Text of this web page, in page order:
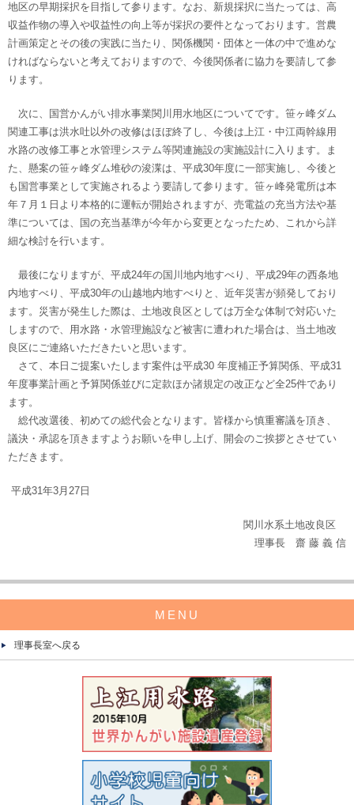
地区の早期採択を目指して参ります。なお、新規採択に当たっては、高
収益作物の導入や収益性の向上等が採択の要件となっております。営農
計画策定とその後の実践に当たり、関係機関・団体と一体の中で進めな
ければならないと考えておりますので、今後関係者に協力を要請して参
ります。
次に、国営かんがい排水事業関川用水地区についてです。笹ヶ峰ダム
関連工事は洪水吐以外の改修はほぼ終了し、今後は上江・中江両幹線用
水路の改修工事と水管理システム等関連施設の実施設計に入ります。ま
た、懸案の笹ヶ峰ダム堆砂の浚渫は、平成30年度に一部実施し、今後と
も国営事業として実施されるよう要請して参ります。笹ヶ峰発電所は本
年７月１日より本格的に運転が開始されますが、売電益の充当方法や基
準については、国の充当基準が今年から変更となったため、これから詳
細な検討を行います。
最後になりますが、平成24年の国川地内地すべり、平成29年の西条地
内地すべり、平成30年の山越地内地すべりと、近年災害が頻発しており
ます。災害が発生した際は、土地改良区としては万全な体制で対応いた
しますので、用水路・水管理施設など被害に遭われた場合は、当土地改
良区にご連絡いただきたいと思います。
さて、本日ご提案いたします案件は平成30 年度補正予算関係、平成31
年度事業計画と予算関係並びに定款ほか諸規定の改正など全25件であり
ます。
総代改選後、初めての総代会となります。皆様から慎重審議を頂き、
議決・承認を頂きますようお願いを申し上げ、開会のご挨拶とさせてい
ただきます。
平成31年3月27日
関川水系土地改良区
理事長 齋 藤 義 信
MENU
理事長室へ戻る